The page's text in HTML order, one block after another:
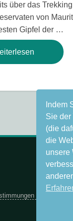
über das
von
Gipfel der …
1 2
Indem
Sie
(die
die
unsere